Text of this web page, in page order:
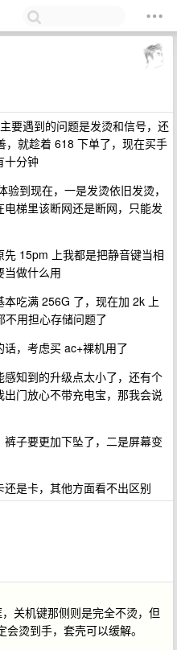
要遇到的问题是发烫和信号，还
就趁着 618 下单了，现在买手
十分钟
到现在，一是发烫依旧发烫，
梯里该断网还是断网，只能发
15pm 上我都是把静音键当相
当做什么用
吃满 256G 了，现在加 2k 上
不用担心存储问题了
，考虑买 ac+裸机用了
知到的升级点太小了，还有个
门放心不带充电宝，那我会说
子要更加下坠了，二是屏幕变
是卡，其他方面看不出区别
关机键那侧则是完全不烫，但
烫到手，套壳可以缓解。